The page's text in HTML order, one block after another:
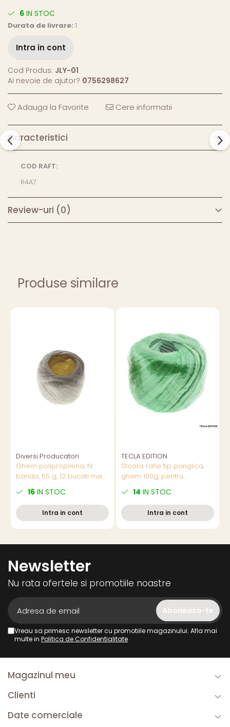
6 IN STOC
Durata de livrare: 1
Intra in cont
Cod Produs: JLY-01
Ai nevoie de ajutor? 0756298627
Adauga la Favorite Cere informatii
Caracteristici
COD RAFT:
R4A7
Review-uri (0)
Produse similare
Diversi Producatori
Ghem polipropilena, fir
banda, 55 g, 12 bucati mix
culori/set,pret/buc
16 IN STOC
Intra in cont
TECLA EDITION
Sfoara rafie tip panglica,
ghem 100g, pentru
utilizare buchete si cadouri,
latime 3-5mm, diverse
culori
14 IN STOC
Intra in cont
Newsletter
Nu rata ofertele si promotiile noastre
Vreau sa primesc newsletter cu promotiile magazinului. Afla mai
multe in Politica de Confidentialitate
Magazinul meu
Clienti
Date comerciale